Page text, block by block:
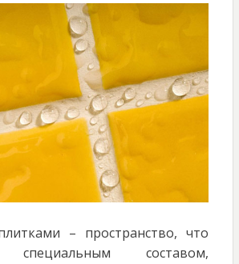
– пространство, что
специальным составом,